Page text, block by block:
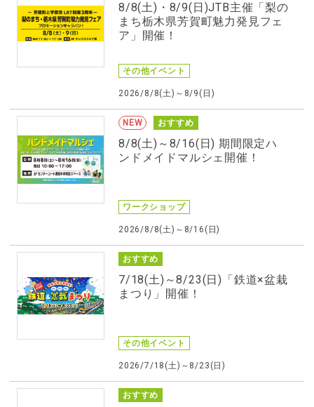
8/8(土)・8/9(日)JTB主催「梨の
まち栃木県芳賀町魅力発見フェ
ア」開催！
その他イベント
2026/8/8(土)～8/9(日)
NEW おすすめ
8/8(土)～8/16(日) 期間限定ハ
ンドメイドマルシェ開催！
ワークショップ
2026/8/8(土)～8/16(日)
おすすめ
7/18(土)～8/23(日)「鉄道×盆栽
まつり」開催！
その他イベント
2026/7/18(土)～8/23(日)
おすすめ